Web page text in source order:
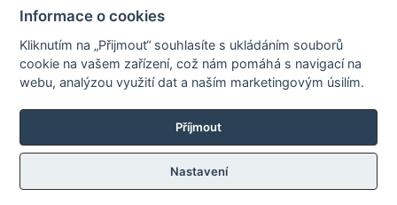
Informace o cookies
Kliknutím na „Přijmout“ souhlasíte s ukládáním souborů
cookie na vašem zařízení, což nám pomáhá s navigací na
webu, analýzou využití dat a naším marketingovým úsilím.
Příjmout
Nastavení